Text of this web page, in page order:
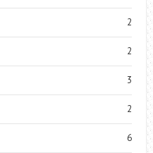
2
2
3
2
6